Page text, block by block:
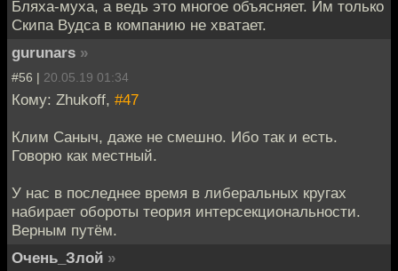
Бляха-муха, а ведь это многое объясняет. Им только
Скипа Вудса в компанию не хватает.
gurunars »
#56 | 20.05.19 01:34
Кому: Zhukoff, #47
Клим Саныч, даже не смешно. Ибо так и есть.
Говорю как местный.
У нас в последнее время в либеральных кругах
набирает обороты теория интерсекциональности.
Верным путём.
Очень_Злой »